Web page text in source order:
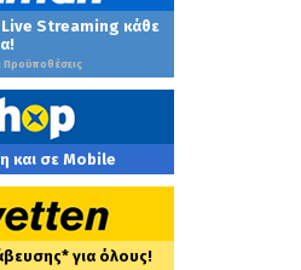
Streaming κάθε
Προϋποθέσεις
και σε Mobile
για όλους!